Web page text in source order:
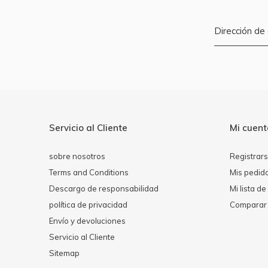
Servicio al Cliente
sobre nosotros
Terms and Conditions
Descargo de responsabilidad
política de privacidad
Envío y devoluciones
Servicio al Cliente
Sitemap
Mi
Mis
Mi lista